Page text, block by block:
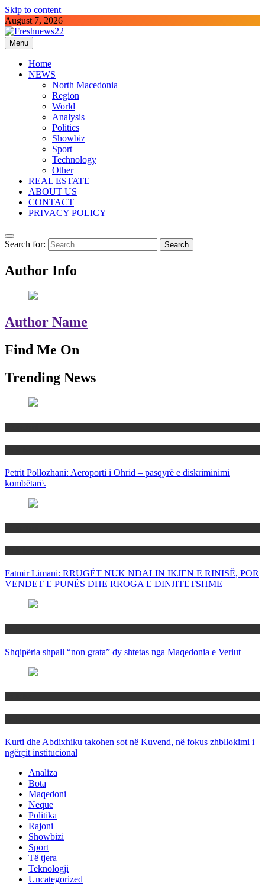
Skip to content
August 7, 2026
Freshnews22
Best News Website in North Macedonia
Menu
Home
NEWS
North Macedonia
Region
World
Analysis
Politics
Showbiz
Sport
Technology
Other
REAL ESTATE
ABOUT US
CONTACT
PRIVACY POLICY
Search for:
Author Info
Author Name
Find Me On
Trending News
Petrit Pollozhani: Aeroporti i Ohrid – pasqyrë e diskriminimi
kombëtarë.
Fatmir Limani: RRUGËT NUK NDALIN IKJEN E RINISË, POR
VENDET E PUNËS DHE RROGA E DINJITETSHME
Shqipëria shpall “non grata” dy shtetas nga Maqedonia e Veriut
Kurti dhe Abdixhiku takohen sot në Kuvend, në fokus zhbllokimi i
ngërçit institucional
Analiza
Bota
Maqedoni
Neque
Politika
Rajoni
Showbizi
Sport
Të tjera
Teknologji
Uncategorized